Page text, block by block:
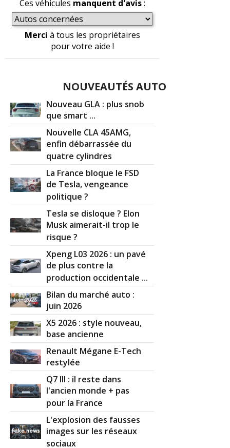
ABS ESP Peinture fragile Corrosion
2 0 1 0
Ces véhicules manquent d'avis:
Merci à tous les propriétaires
pour votre aide !
NOUVEAUTÉS AUTO
Nouveau GLA : plus snob
que smart ...
Nouvelle CLA 45AMG,
enfin débarrassée du
quatre cylindres
La France bloque le FSD
de Tesla, vengeance
politique ?
Tesla se disloque ? Elon
Musk aimerait-il trop le
risque ?
Xpeng L03 2026 : un pavé
de plus contre la
production occidentale ...
Bilan du marché auto :
juin 2026
X5 2026 : style nouveau,
base ancienne
Renault Mégane E-Tech
restylée
Q7 III : il reste dans
l'ancien monde + pas
pour la France
L'explosion des fausses
images sur les réseaux
sociaux